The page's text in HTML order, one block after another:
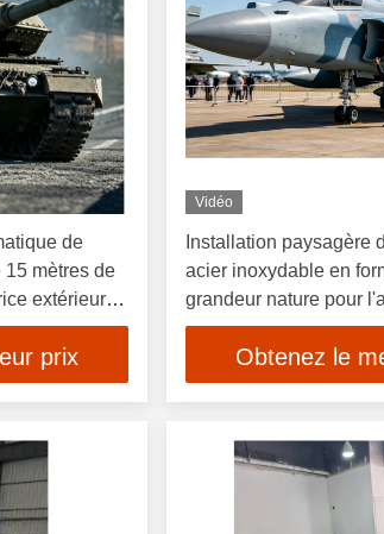
de
mètres de
extérieure
prix
Vidéo
Installation paysagère
acier inoxydable en
grandeur nature pour
l'aviation
Obtenez le